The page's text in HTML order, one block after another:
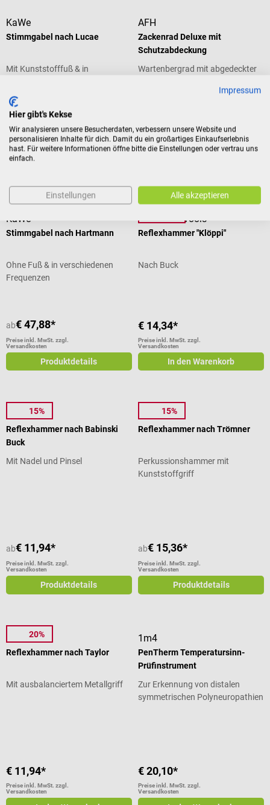
KaWe
Stimmgabel nach Lucae
Mit Kunststofffuß & in
ab€ 65,88*
Preise inkl. MwSt. zzgl.
Versandkosten
AFH
Zackenrad Deluxe mit
Schutzabdeckung
Wartenbergrad mit abgedeckter
ab€ 10,74*
Preise inkl. MwSt. zzgl.
Versandkosten
KaWe
Stimmgabel nach Hartmann
Ohne Fuß & in verschiedenen
Frequenzen
ab€ 47,88*
Preise inkl. MwSt. zzgl.
Versandkosten
Produktdetails
DocCheck Tools
Reflexhammer "Klöppi"
Nach Buck
€ 14,34*
Preise inkl. MwSt. zzgl.
Versandkosten
In den Warenkorb
15%
Reflexhammer nach Babinski
Buck
Mit Nadel und Pinsel
ab€ 11,94*
Preise inkl. MwSt. zzgl.
Versandkosten
Produktdetails
15%
Reflexhammer nach Trömner
Perkussionshammer mit
Kunststoffgriff
ab€ 15,36*
Preise inkl. MwSt. zzgl.
Versandkosten
Produktdetails
20%
Reflexhammer nach Taylor
Mit ausbalanciertem Metallgriff
€ 11,94*
Preise inkl. MwSt. zzgl.
Versandkosten
1m4
PenTherm Temperatursinn-
Prüfinstrument
Zur Erkennung von distalen
symmetrischen Polyneuropathien
€ 20,10*
Preise inkl. MwSt. zzgl.
Versandkosten
Impressum
Hier gibt's Kekse
Wir analysieren unsere Besucherdaten, verbessern unsere Website und
personalisieren Inhalte für dich. Damit du ein großartiges Einkaufserlebnis
hast. Für weitere Informationen öffne bitte die Einstellungen oder vertrau uns
einfach.
Einstellungen Alle akzeptieren